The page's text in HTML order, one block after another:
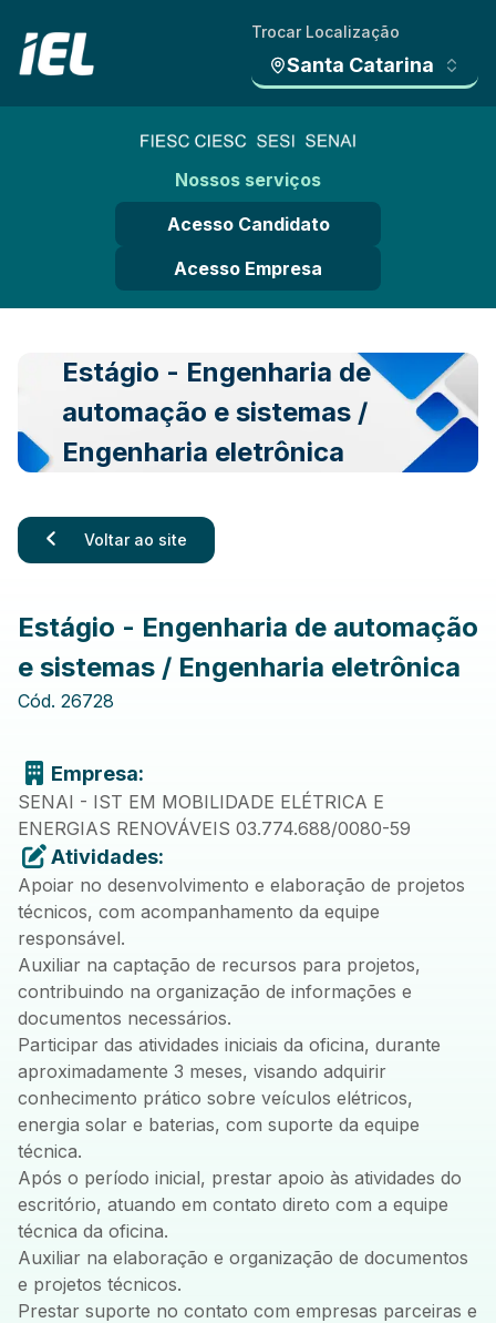
Trocar Localização
Santa Catarina
Nossos serviços
Acesso Candidato
Acesso Empresa
Estágio - Engenharia de
automação e sistemas /
Engenharia eletrônica
Voltar ao site
Estágio - Engenharia de automação
e sistemas / Engenharia eletrônica
Cód. 26728
Empresa:
SENAI - IST EM MOBILIDADE ELÉTRICA E
ENERGIAS RENOVÁVEIS 03.774.688/0080-59
Atividades:
Apoiar no desenvolvimento e elaboração de projetos
técnicos, com acompanhamento da equipe
responsável.
Auxiliar na captação de recursos para projetos,
contribuindo na organização de informações e
documentos necessários.
Participar das atividades iniciais da oficina, durante
aproximadamente 3 meses, visando adquirir
conhecimento prático sobre veículos elétricos,
energia solar e baterias, com suporte da equipe
técnica.
Após o período inicial, prestar apoio às atividades do
escritório, atuando em contato direto com a equipe
técnica da oficina.
Auxiliar na elaboração e organização de documentos
e projetos técnicos.
Prestar suporte no contato com empresas parceiras e